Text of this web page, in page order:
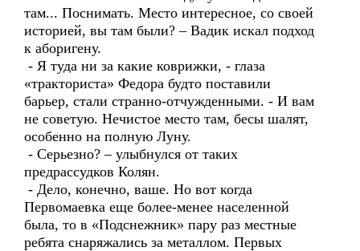
там... Поснимать. Место интересное, со своей
историей, вы там были? – Вадик искал подход
к аборигену.
- Я туда ни за какие коврижки, - глаза
«тракториста» Федора будто поставили
барьер, стали странно-отчужденными. - И вам
не советую. Нечистое место там, бесы шалят,
особенно на полную Луну.
- Серьезно? – улыбнулся от таких
предрассудков Колян.
- Дело, конечно, ваше. Но вот когда
Первомаевка еще более-менее населенной
была, то в «Подснежник» пару раз местные
ребята снаряжались за металлом. Первых